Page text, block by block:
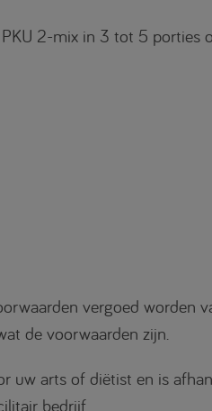
2-mix in 3 tot 5 porties
vergoed worden
de voorwaarden zijn.
arts of diëtist en is
bedrijf.